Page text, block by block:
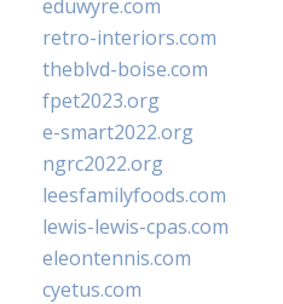
eduwyre.com
retro-interiors.com
theblvd-boise.com
fpet2023.org
e-smart2022.org
ngrc2022.org
leesfamilyfoods.com
lewis-lewis-cpas.com
eleontennis.com
cyetus.com